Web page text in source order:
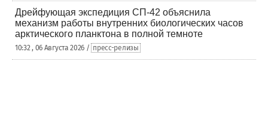
Дрейфующая экспедиция СП-42 объяснила
механизм работы внутренних биологических часов
арктического планктона в полной темноте
10:32 , 06 Августа 2026 / пресс-релизы